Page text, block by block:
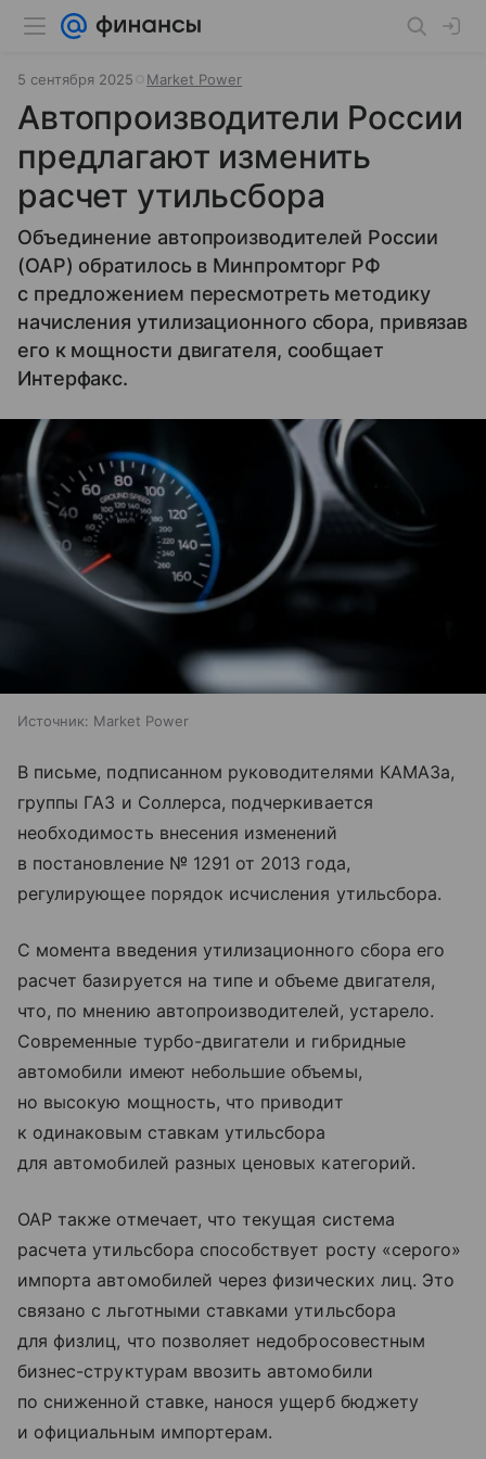
5 сентября 2025 Market Power
Автопроизводители России
предлагают изменить
расчет утильсбора
Объединение автопроизводителей России
(ОАР) обратилось в Минпромторг РФ
с предложением пересмотреть методику
начисления утилизационного сбора, привязав
его к мощности двигателя, сообщает
Интерфакс.
Источник: Market Power
В письме, подписанном руководителями КАМАЗа,
группы ГАЗ и Соллерса, подчеркивается
необходимость внесения изменений
в постановление № 1291 от 2013 года,
регулирующее порядок исчисления утильсбора.
С момента введения утилизационного сбора его
расчет базируется на типе и объеме двигателя,
что, по мнению автопроизводителей, устарело.
Современные турбо-двигатели и гибридные
автомобили имеют небольшие объемы,
но высокую мощность, что приводит
к одинаковым ставкам утильсбора
для автомобилей разных ценовых категорий.
ОАР также отмечает, что текущая система
расчета утильсбора способствует росту «серого»
импорта автомобилей через физических лиц. Это
связано с льготными ставками утильсбора
для физлиц, что позволяет недобросовестным
бизнес-структурам ввозить автомобили
по сниженной ставке, нанося ущерб бюджету
и официальным импортерам.